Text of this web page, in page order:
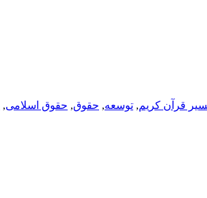
قرآن کریم, توسعه, حقوق, حقوق اسلامی,